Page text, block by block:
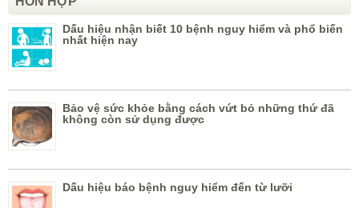
Dấu hiệu nhận biết 10 bệnh nguy hiểm và phổ biến
nhất hiện nay
Bảo vệ sức khỏe bằng cách vứt bỏ những thứ đã
không còn sử dụng được
Dấu hiệu báo bệnh nguy hiểm đến từ lưỡi